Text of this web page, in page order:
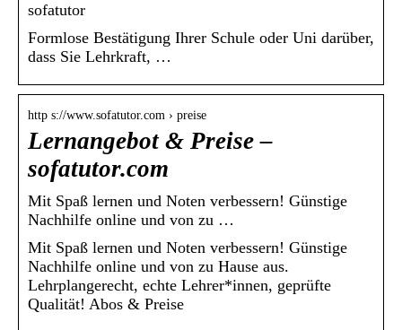
sofatutor
Formlose Bestätigung Ihrer Schule oder Uni darüber,
dass Sie Lehrkraft, …
http s://www.sofatutor.com › preise
Lernangebot & Preise –
sofatutor.com
Mit Spaß lernen und Noten verbessern! Günstige
Nachhilfe online und von zu …
Mit Spaß lernen und Noten verbessern! Günstige
Nachhilfe online und von zu Hause aus.
Lehrplangerecht, echte Lehrer*innen, geprüfte
Qualität! Abos & Preise